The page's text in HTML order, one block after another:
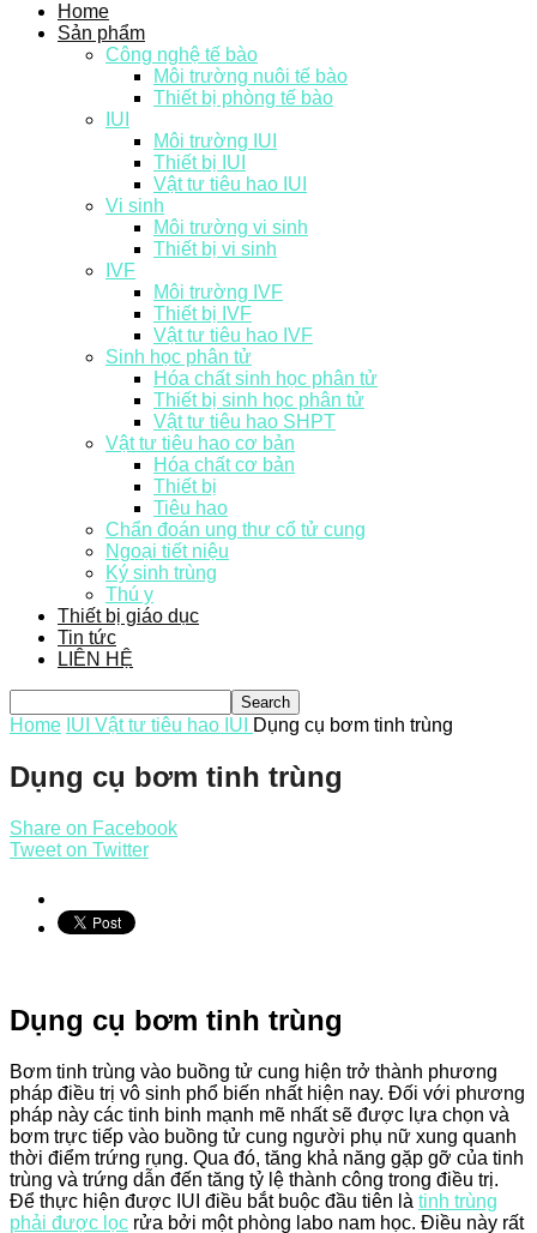
Home
Sản phẩm
Công nghệ tế bào
Môi trường nuôi tế bào
Thiết bị phòng tế bào
IUI
Môi trường IUI
Thiết bị IUI
Vật tư tiêu hao IUI
Vi sinh
Môi trường vi sinh
Thiết bị vi sinh
IVF
Môi trường IVF
Thiết bị IVF
Vật tư tiêu hao IVF
Sinh học phân tử
Hóa chất sinh học phân tử
Thiết bị sinh học phân tử
Vật tư tiêu hao SHPT
Vật tư tiêu hao cơ bản
Hóa chất cơ bản
Thiết bị
Tiêu hao
Chẩn đoán ung thư cổ tử cung
Ngoại tiết niệu
Ký sinh trùng
Thú y
Thiết bị giáo dục
Tin tức
LIÊN HỆ
Home IUI Vật tư tiêu hao IUI Dụng cụ bơm tinh trùng
Dụng cụ bơm tinh trùng
Share on Facebook
Tweet on Twitter
Dụng cụ bơm tinh trùng
Bơm tinh trùng vào buồng tử cung hiện trở thành phương
pháp điều trị vô sinh phổ biến nhất hiện nay. Đối với phương
pháp này các tinh binh mạnh mẽ nhất sẽ được lựa chọn và
bơm trực tiếp vào buồng tử cung người phụ nữ xung quanh
thời điểm trứng rụng. Qua đó, tăng khả năng gặp gỡ của tinh
trùng và trứng dẫn đến tăng tỷ lệ thành công trong điều trị.
Để thực hiện được IUI điều bắt buộc đầu tiên là tinh trùng
phải được lọc rửa bởi một phòng labo nam học. Điều này rất